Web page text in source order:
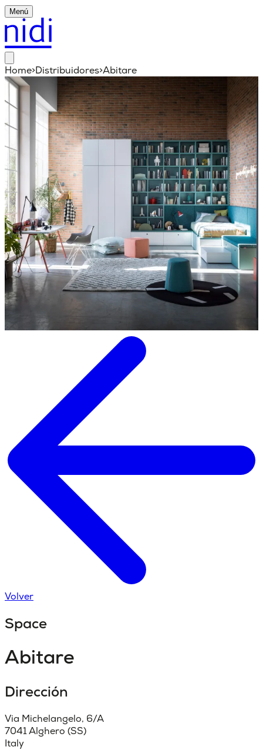
Menú
Home>Distribuidores>Abitare
Volver
Space
Abitare
Dirección
Via Michelangelo, 6/A
7041 Alghero (SS)
Italy